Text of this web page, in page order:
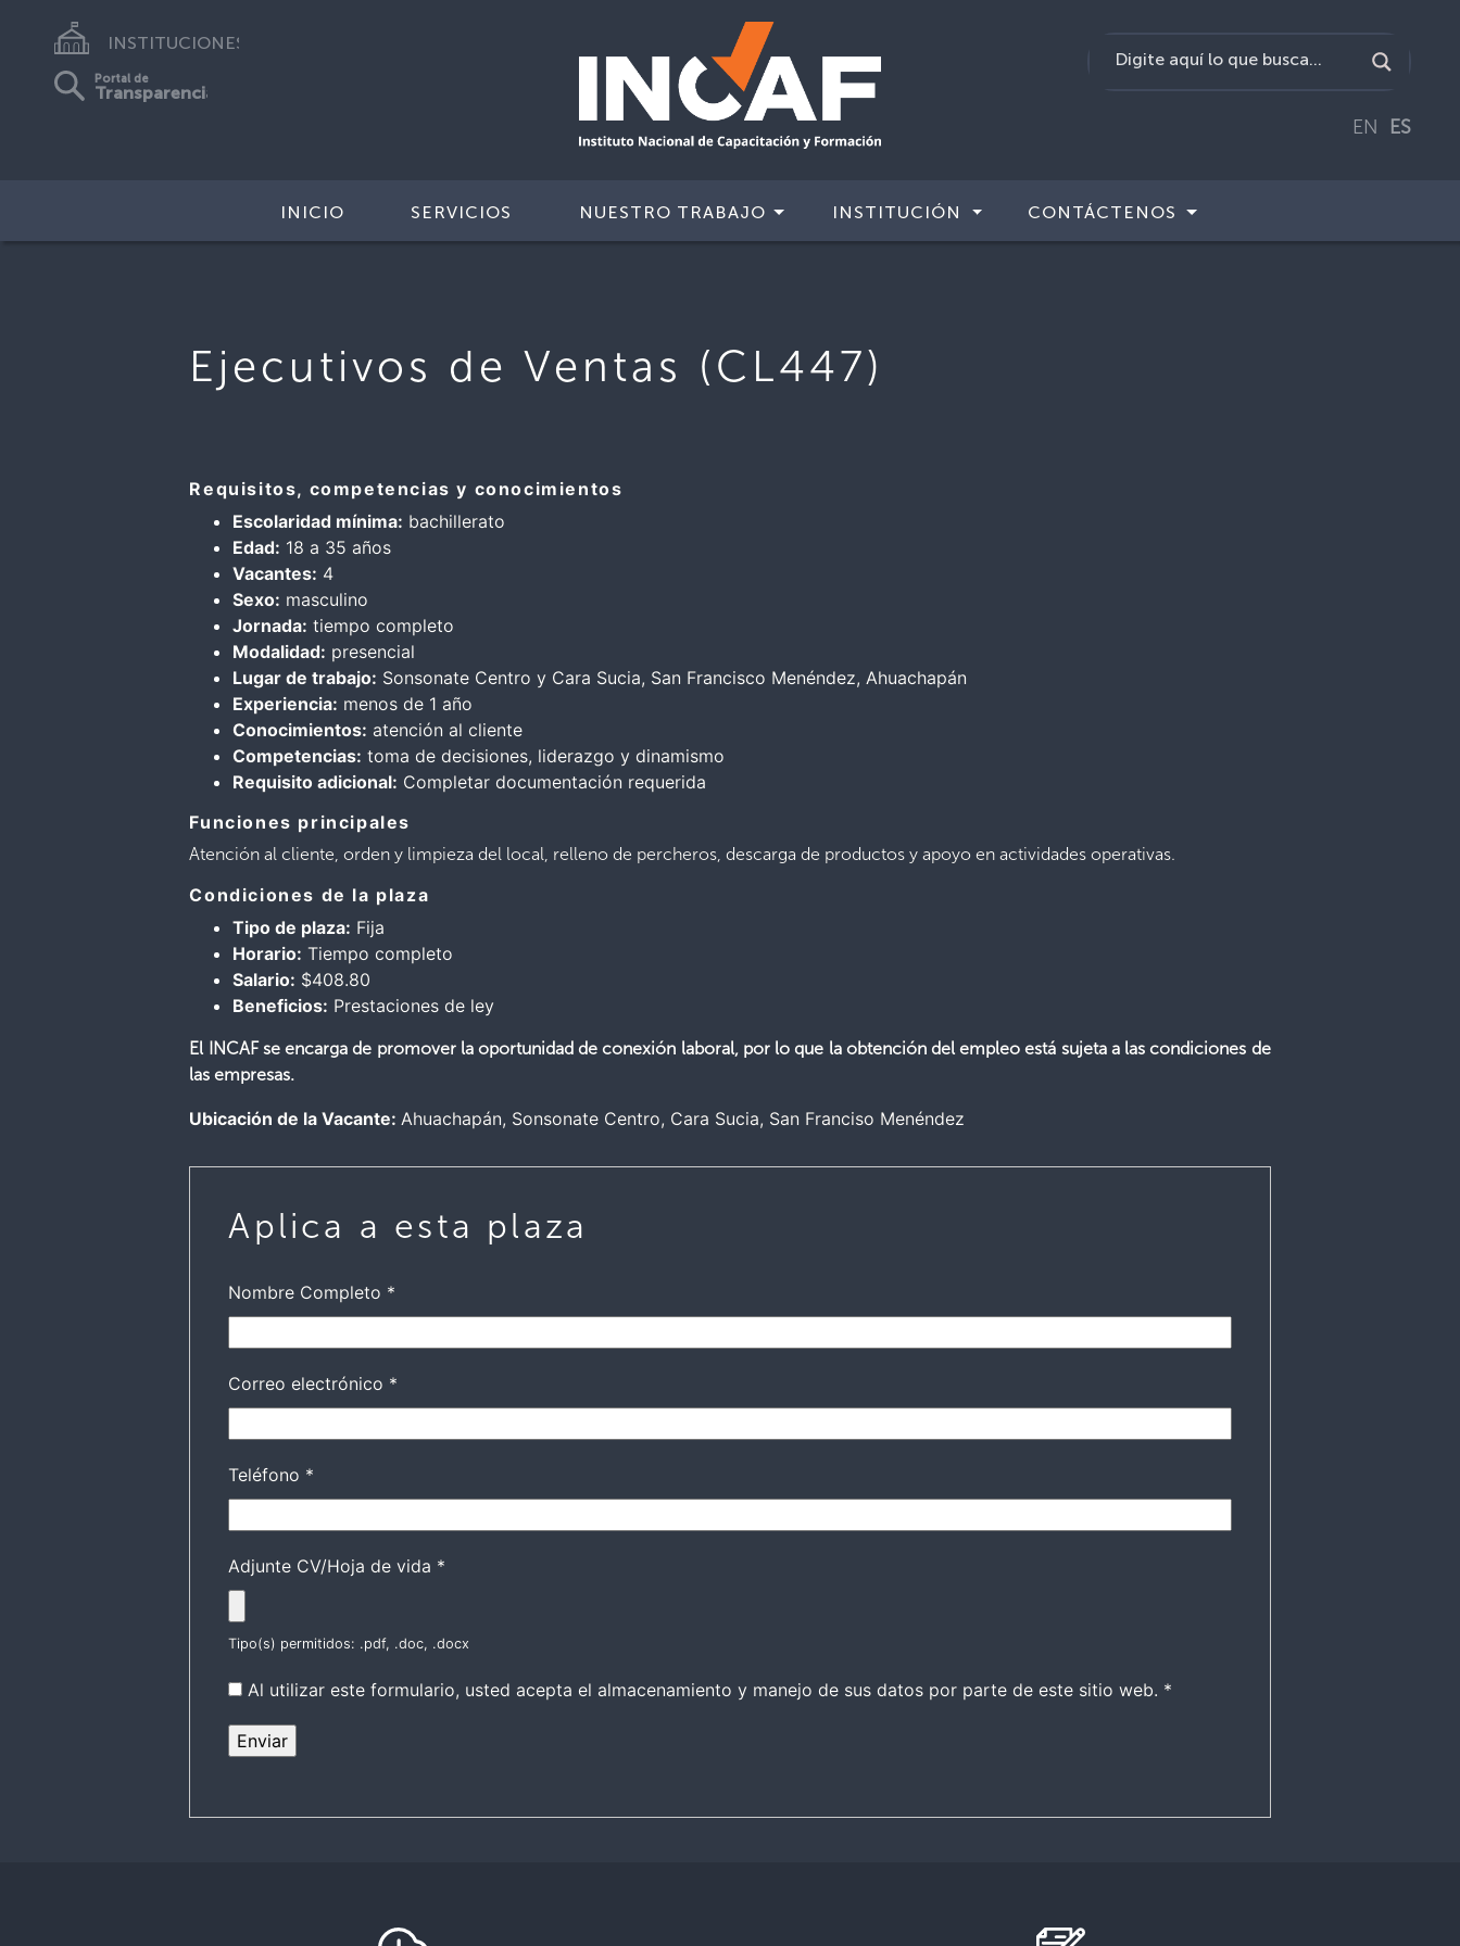
INSTITUCIONES
Portal de
Transparencia
EN ES
INICIO SERVICIOS NUESTRO TRABAJO INSTITUCIÓN CONTÁCTENOS
Ejecutivos de Ventas (CL447)
Requisitos, competencias y conocimientos
Escolaridad mínima: bachillerato
Edad: 18 a 35 años
Vacantes: 4
Sexo: masculino
Jornada: tiempo completo
Modalidad: presencial
Lugar de trabajo: Sonsonate Centro y Cara Sucia, San Francisco Menéndez, Ahuachapán
Experiencia: menos de 1 año
Conocimientos: atención al cliente
Competencias: toma de decisiones, liderazgo y dinamismo
Requisito adicional: Completar documentación requerida
Funciones principales
Atención al cliente, orden y limpieza del local, relleno de percheros, descarga de productos y apoyo en actividades operativas.
Condiciones de la plaza
Tipo de plaza: Fija
Horario: Tiempo completo
Salario: $408.80
Beneficios: Prestaciones de ley
El INCAF se encarga de promover la oportunidad de conexión laboral, por lo que la obtención del empleo está sujeta a las condiciones de
las empresas.
Ubicación de la Vacante:Ahuachapán Sonsonate Centro Cara Sucia San Franciso Menéndez
Aplica a esta plaza
Nombre Completo *
Correo electrónico *
Teléfono *
Adjunte CV/Hoja de vida *
Tipo(s) permitidos: .pdf, .doc, .docx
Al utilizar este formulario, usted acepta el almacenamiento y manejo de sus datos por parte de este sitio web. *